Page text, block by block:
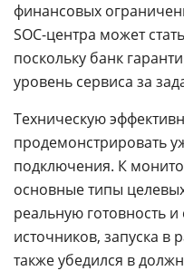
финансовых
SOC-центра может
поскольку банк
уровень сервиса за
Техническую
продемонстрировать
подключения. К
основные типы
реальную готовность
источников, запуска в
также убедился в